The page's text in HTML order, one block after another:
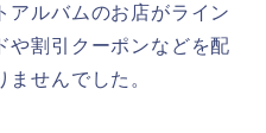
アルバムのお店がライン
や割引クーポンなどを配
せんでした。